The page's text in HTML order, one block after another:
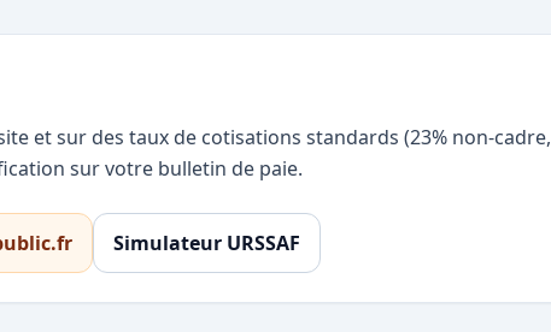
et sur des taux de cotisations standards (23% non-cadre,
sur votre bulletin de paie.
Simulateur URSSAF